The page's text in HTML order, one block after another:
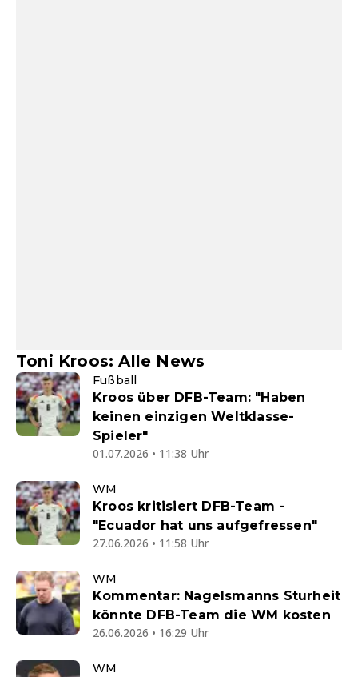
Toni Kroos: Alle News
Fußball
Kroos über DFB-Team: "Haben
keinen einzigen Weltklasse-
Spieler"
01.07.2026 • 11:38 Uhr
WM
Kroos kritisiert DFB-Team -
"Ecuador hat uns aufgefressen"
27.06.2026 • 11:58 Uhr
WM
Kommentar: Nagelsmanns Sturheit
könnte DFB-Team die WM kosten
26.06.2026 • 16:29 Uhr
WM